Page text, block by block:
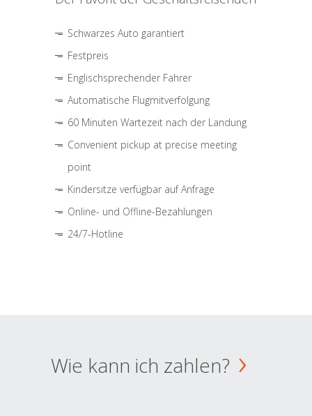
Schwarzes Auto garantiert
Festpreis
Englischsprechender Fahrer
Automatische Flugmitverfolgung
60 Minuten Wartezeit nach der Landung
Convenient pickup at precise meeting
point
Kindersitze verfügbar auf Anfrage
Online- und Offline-Bezahlungen
24/7-Hotline
Wie kann ich zahlen?